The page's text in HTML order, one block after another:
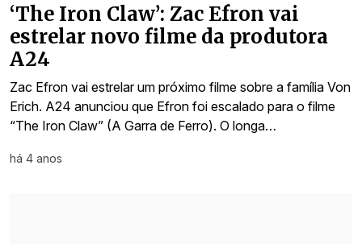
‘The Iron Claw’: Zac Efron vai
estrelar novo filme da produtora
A24
Zac Efron vai estrelar um próximo filme sobre a família Von
Erich. A24 anunciou que Efron foi escalado para o filme
“The Iron Claw” (A Garra de Ferro). O longa…
há 4 anos